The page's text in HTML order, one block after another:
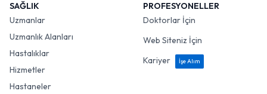
SAĞLIK
Uzmanlar
Uzmanlık Alanları
Hastalıklar
Hizmetler
Hastaneler
PROFESYONELLER
Doktorlar İçin
Web Siteniz İçin
Kariyer
İşe Alım